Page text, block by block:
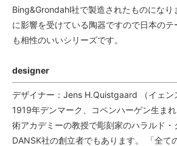
Bing&Grondahl社で製造されたものになり
に影響を受けている陶器ですので日本の
も相性のいいシリーズです。
designer
デザイナー：Jens H.Quistgaard （イェン
1919年デンマーク、コペンハーゲン生ま
術アカデミーの教授で彫刻家のハラルド・
DANSK社の創立者でもあります。 「全て